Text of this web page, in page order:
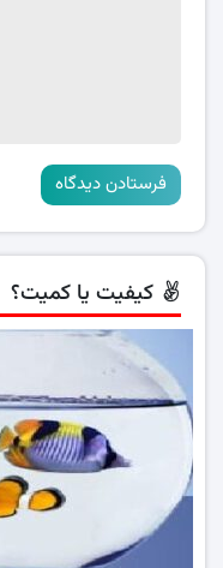
کیفیت یا کمیت؟